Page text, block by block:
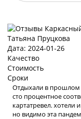
Татьяна Пруцкова
Дата: 2024-01-26
Качество
Стоимость
Сроки
Отдыхали в прошлом
сто процентное
картатревел. хотели
но видимо эта